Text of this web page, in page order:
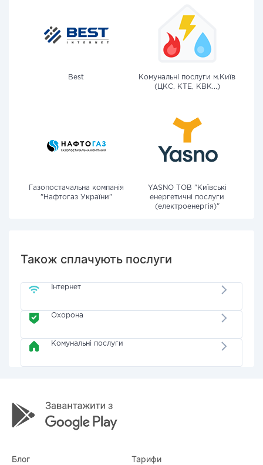
Best
Комунальні послуги м.Київ
(ЦКС, КТЕ, КВК...)
Газопостачальна компанія
"Нафтогаз України"
YASNO ТОВ "Київські
енергетичні послуги
(електроенергія)"
Також сплачують послуги
Інтернет
Охорона
Комунальні послуги
Блог Тарифи